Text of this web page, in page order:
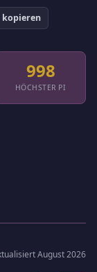
kopieren
998
HÖCHSTER PI
August 2026